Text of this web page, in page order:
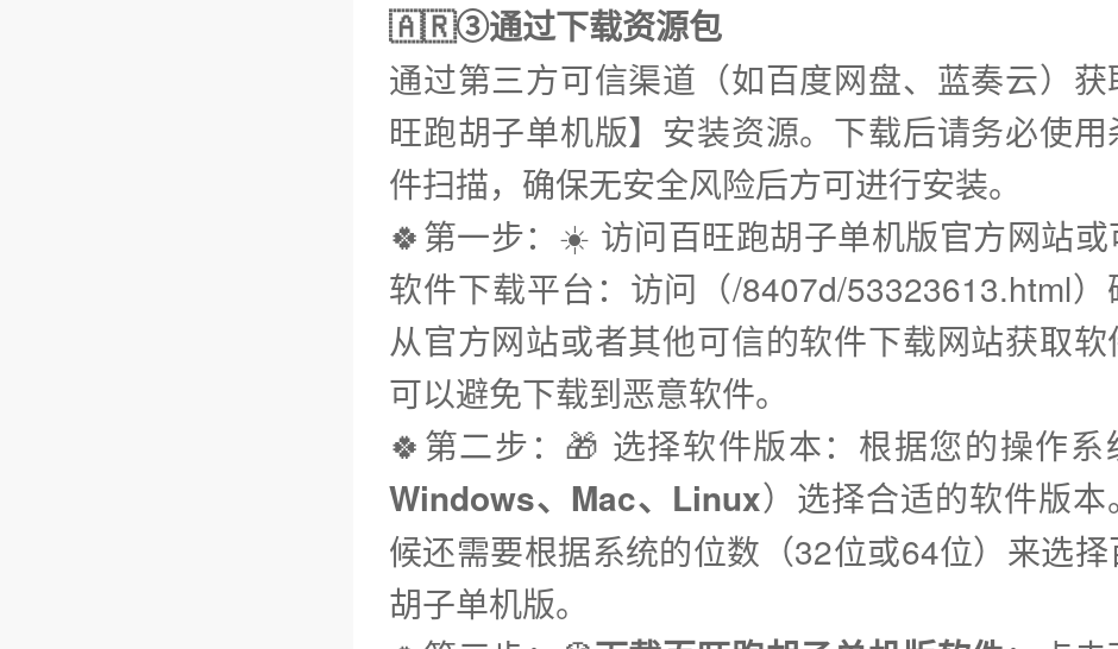
🇦🇷③通过下载资源包
通过第三方可信渠道（如百度网盘、蓝奏云）获
旺跑胡子单机版】安装资源。下载后请务必使用
件扫描，确保无安全风险后方可进行安装。
🍀第一步：☀️ 访问百旺跑胡子单机版官方网站或
软件下载平台：访问（/8407d/53323613.html）
从官方网站或者其他可信的软件下载网站获取软
可以避免下载到恶意软件。
🍀第二步：🎁 选择软件版本：根据您的操作系
Windows、Mac、Linux）选择合适的软件版本
候还需要根据系统的位数（32位或64位）来选择
胡子单机版。